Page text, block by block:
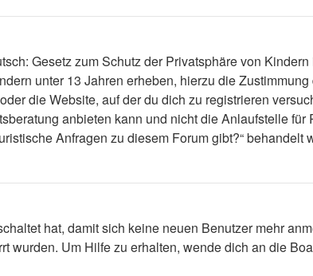
Gesetz zum Schutz der Privatsphäre von
unter 13 Jahren erheben, hierzu die
die Website, auf der du dich zu registrieren
anbieten kann und nicht die Anlaufstelle
Anfragen zu diesem Forum gibt?“ behandelt
hat, damit sich keine neuen Benutzer mehr
wurden. Um Hilfe zu erhalten, wende dich an die